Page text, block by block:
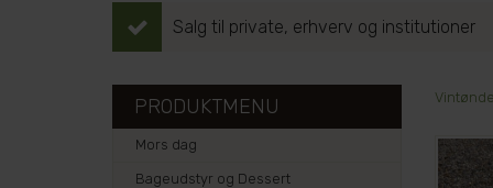
Salg til private, erhverv og institutioner
PRODUKTMENU
Mors dag
Bageudstyr og Dessert